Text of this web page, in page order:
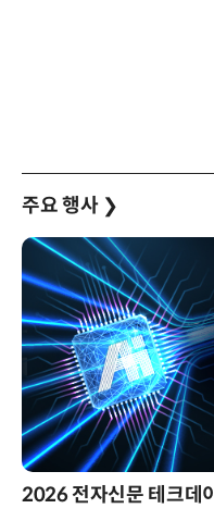
주요 행사 ❯
2026 전자신문 테크데이